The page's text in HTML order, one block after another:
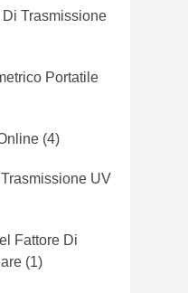
Trasmissione
Portatile
(4)
UV
Fattore Di
(1)